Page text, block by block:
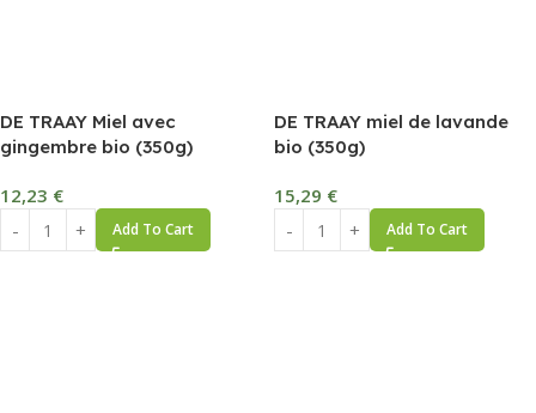
DE TRAAY Miel avec
gingembre bio (350g)
12,23 €
Add To Cart
DE TRAAY miel de lavande
bio (350g)
15,29 €
Add To Cart